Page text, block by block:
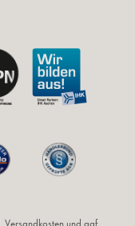
Versandkosten und ggf.